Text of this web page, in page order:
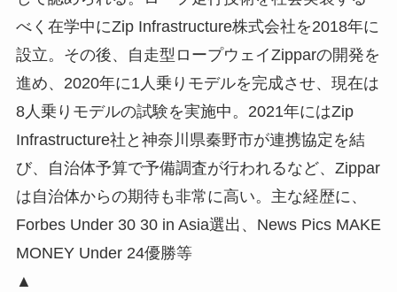
べく在学中にZip Infrastructure株式会社を2018年に
設立。その後、自走型ロープウェイZipparの開発を
進め、2020年に1人乗りモデルを完成させ、現在は
8人乗りモデルの試験を実施中。2021年にはZip
Infrastructure社と神奈川県秦野市が連携協定を結
び、自治体予算で予備調査が行われるなど、Zippar
は自治体からの期待も非常に高い。主な経歴に、
Forbes Under 30 30 in Asia選出、News Pics MAKE
MONEY Under 24優勝等
▲